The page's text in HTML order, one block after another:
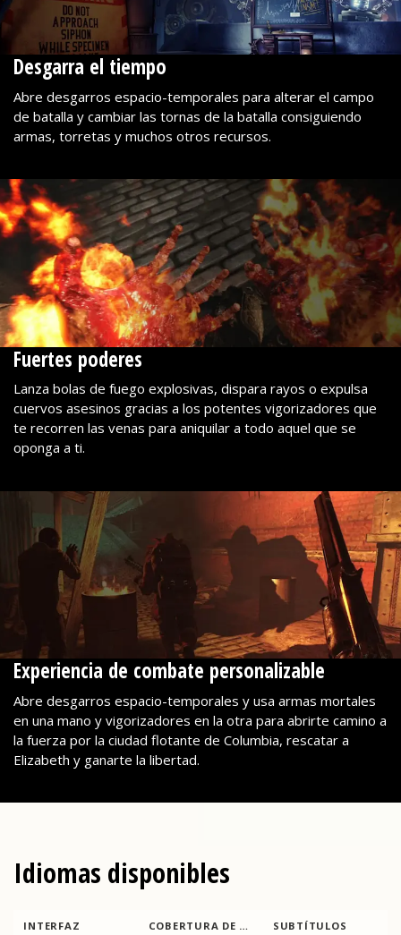
Desgarra el tiempo
Abre desgarros espacio-temporales para alterar el campo
de batalla y cambiar las tornas de la batalla consiguiendo
armas, torretas y muchos otros recursos.
Fuertes poderes
Lanza bolas de fuego explosivas, dispara rayos o expulsa
cuervos asesinos gracias a los potentes vigorizadores que
te recorren las venas para aniquilar a todo aquel que se
oponga a ti.
Experiencia de combate personalizable
Abre desgarros espacio-temporales y usa armas mortales
en una mano y vigorizadores en la otra para abrirte camino a
la fuerza por la ciudad flotante de Columbia, rescatar a
Elizabeth y ganarte la libertad.
Idiomas disponibles
INTERFAZ COBERTURA DE SONIDO TOTAL SUBTÍTULOS